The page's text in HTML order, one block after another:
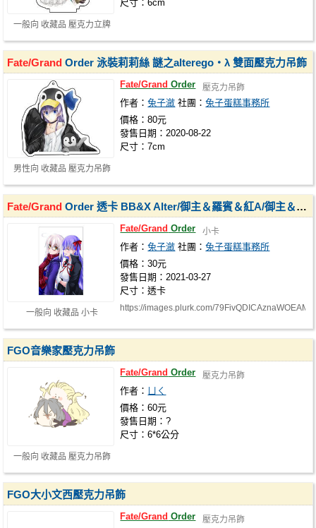
一般向 收藏品 壓克力立牌
尺寸：6cm
男性向 收藏品 壓克力吊飾
Fate/Grand Order 泳裝莉莉絲 謎之alterego・λ 雙面壓克力吊飾
Fate/Grand Order 壓克力吊飾
作者：兔子瀲 社團：兔子蛋糕事務所
價格：80元
發售日期：2020-08-22
尺寸：7cm
一般向 收藏品 小卡
Fate/Grand Order 透卡 BB&X Alter/御主＆羅賓＆紅A/御主＆景虎/Voyager＆繪里世
Fate/Grand Order 小卡
作者：兔子瀲 社團：兔子蛋糕事務所
價格：30元
發售日期：2021-03-27
尺寸：透卡
https://images.plurk.com/
一般向 收藏品 壓克力吊飾
FGO音樂家壓克力吊飾
Fate/Grand Order 壓克力吊飾
作者：
ㄩㄑ
價格：60元
發售日期：?
尺寸：6*6公分
FGO大小文西壓克力吊飾
Fate/Grand Order 壓克力吊飾